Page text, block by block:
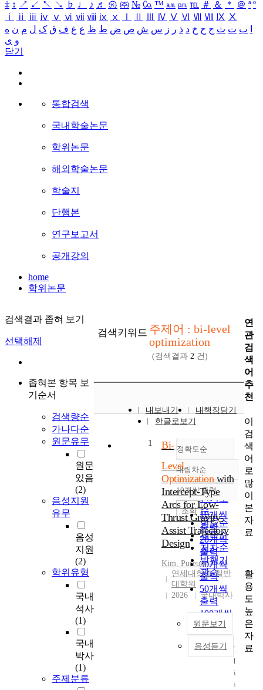
‡ ↕ ↗ ↙ ↖ ↘ ♭ ♩ ♪ ♬ ㉿ ㈜ № ㏇ ™ ㏂ ㏘ ℡ ＃ ＆ ＊ ＠ ª º
ⅰ
ⅱ ⅲ ⅳ ⅴ ⅵ ⅶ ⅷ ⅸ ⅹ Ⅳ Ⅴ Ⅵ Ⅶ Ⅷ Ⅸ Ⅹ
ب ت ث ج ح خ د ذ ر ز س ش ص ض ط ظ ع غ ف ق ک ل م ن ه
و ی
닫기
통합검색
국내학술논문
학위논문
해외학술논문
학술지
단행본
연구보고서
공개강의
home
학위논문
검색결과 좁혀 보기
선택해제
좁혀본 항목 보
기순서
검색량순
가나다순
원문유무
원문
있음
(2)
음성지원
유무
음성
지원
(2)
학위유형
국내
석사
(1)
국내
박사
(1)
주제분류
검색키워드 주제어 : bi-level
optimization
(검색결과 2 건)
내보내기
내책장담기
한글로보기
정확도순
정확도
순
인기도
순
연도순
제목순
저자순
발행기
관순
내림차순
내림차순
10개씩 출력
10개씩
출력
20개씩
출력
30개씩
출력
50개씩
출력
100개씩
출력
조회
1
Bi-
Level
Optimizationwith
Intercept-Type
Arcs for Low-
Thrust Gravity-
Assist Trajectory
Design
Kim, Pureum
연세대학교 일반
대학원
2026
국내박사
원문보기
음성듣기
T
h
i
s
연
관
검
색
어
추
천
이
검
색
어
로
많
이
본
자
료
활
용
도
높
은
자
료